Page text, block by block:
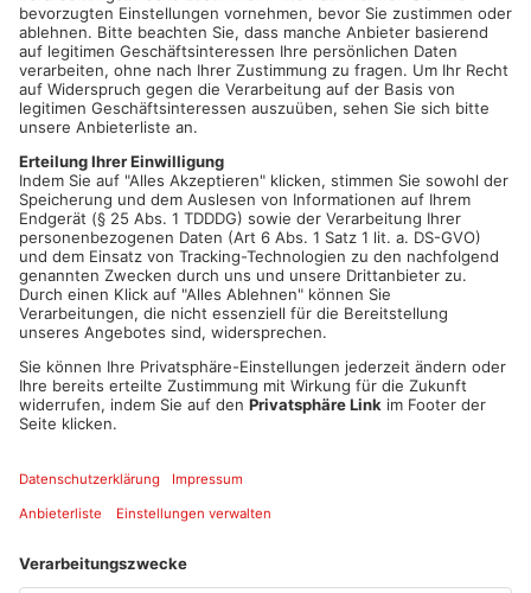
Der Fahrradweg soll zwischen Albstadt und Somborn
verlaufen. Eine gefährliche Strecke für Radfahrer, aber auch für
Autofahrer – da sie sehr kurvenreich und unübersichtlich ist.
Problem: Der Radweg verläuft sowohl in Hessen, als auch in
Bayern. Deshalb mussten die Bürgermeister und die
Bauverwaltungen heute eine Sonderbaulast-Vereinbarung
unterschreiben. Jetzt haben sowohl Hessen als auch Bayern
ihr „Go“ gegeben. Wann genau der neue Radweg gebaut wird,
ist aber noch nicht bekannt.
Artikel teilen
ANZEIGE
Primaveraland